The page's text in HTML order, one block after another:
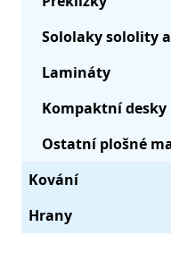
Sololaky sololity a
Lamináty
Kompaktní desky
Ostatní plošné
Kování
Hrany